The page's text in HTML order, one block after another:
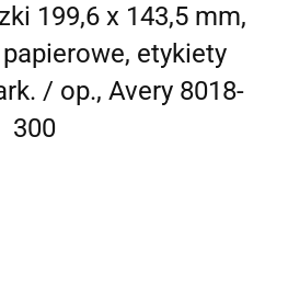
199,6 x 143,5 mm,
etykiety
/ op., Avery 8018-
300